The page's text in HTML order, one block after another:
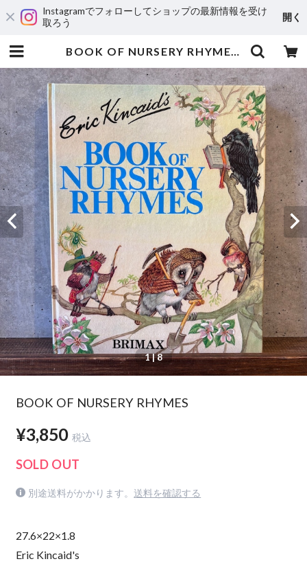
Instagramでフォローしてショップの最新情報を受け
取ろう
開く
BOOK OF NURSERY RHYMES | maintent
1| 8
BOOK OF NURSERY RHYMES
¥3,850 税込
SOLD OUT
別途送料がかかります。 送料を確認する
27.6×22×1.8
Eric Kincaid's